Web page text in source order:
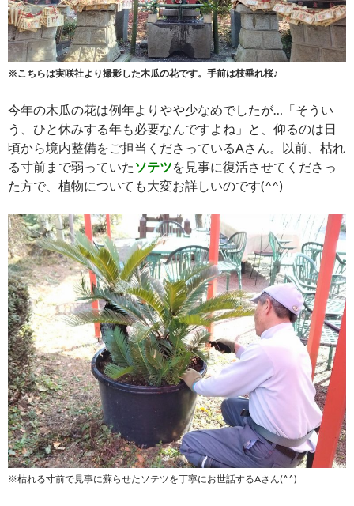
※こちらは実咲社より撮影した木瓜の花です。手前は枝垂れ桜♪
今年の木瓜の花は例年よりやや少なめでしたが…「そうい
う、ひと休みする年も必要なんですよね」と、仰るのは日
頃から境内整備をご担当くださっているAさん。以前、枯れ
る寸前まで弱っていた ソテツを見事に復活させてくださっ
た方で、植物についても大変お詳しいのです(^^)
※枯れる寸前で見事に蘇らせたソテツを丁寧にお世話するAさん(^^)